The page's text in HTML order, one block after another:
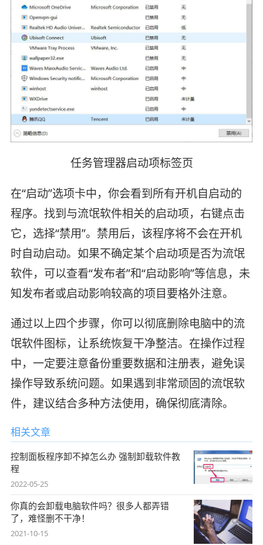
任务管理器启动项标签页
在“启动”选项卡中，你会看到所有开机自启动的
程序。找到与流氓软件相关的启动项，右键点击
它，选择“禁用”。禁用后，该程序将不会在开机
时自动启动。如果不确定某个启动项是否为流氓
软件，可以查看“发布者”和“启动影响”等信息，未
知发布者或启动影响较高的项目要格外注意。
通过以上四个步骤，你可以彻底删除电脑中的流
氓软件图标，让系统恢复干净整洁。在操作过程
中，一定要注意备份重要数据和注册表，避免误
操作导致系统问题。如果遇到非常顽固的流氓软
件，建议结合多种方法使用，确保彻底清除。
相关文章
控制面板程序卸不掉怎么办 强制卸载软件教
程
2022-05-25
你真的会卸载电脑软件吗？很多人都弄错
了，难怪删不干净！
2021-10-15